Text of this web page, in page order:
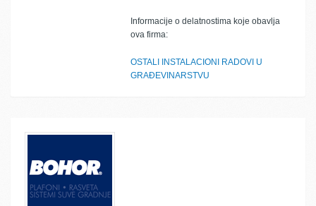
Informacije o delatnostima koje obavlja
ova firma:
OSTALI INSTALACIONI RADOVI U
GRAĐEVINARSTVU